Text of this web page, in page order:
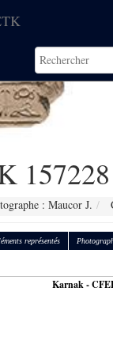
157228
: Maucor J.
représentés